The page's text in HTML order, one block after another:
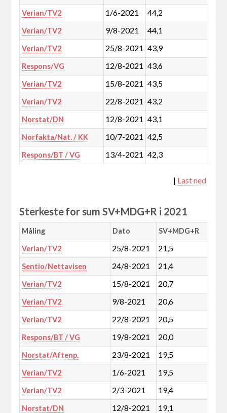
Verian/TV2 1/6-2021 44,2
Verian/TV2 9/8-2021 44,1
Verian/TV2 25/8-2021 43,9
Respons/VG 12/8-2021 43,6
Verian/TV2 15/8-2021 43,5
Verian/TV2 22/8-2021 43,2
Norstat/DN 12/8-2021 43,1
Norfakta/Nat. / KK 10/7-2021 42,5
Respons/BT / VG 13/4-2021 42,3
| Last ned
Sterkeste for sum SV+MDG+R i 2021
Måling Dato SV+MDG+R
Verian/TV2 25/8-2021 21,5
Sentio/Nettavisen 24/8-2021 21,4
Verian/TV2 15/8-2021 20,7
Verian/TV2 9/8-2021 20,6
Verian/TV2 22/8-2021 20,5
Respons/BT / VG 19/8-2021 20,0
Norstat/Aftenp. 23/8-2021 19,5
Verian/TV2 1/6-2021 19,5
Verian/TV2 2/3-2021 19,4
Norstat/DN 12/8-2021 19,1